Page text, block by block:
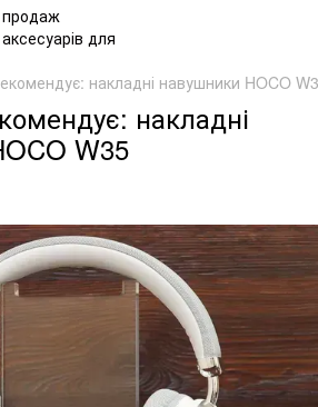
накладні навушники HOCO
накладні
W35